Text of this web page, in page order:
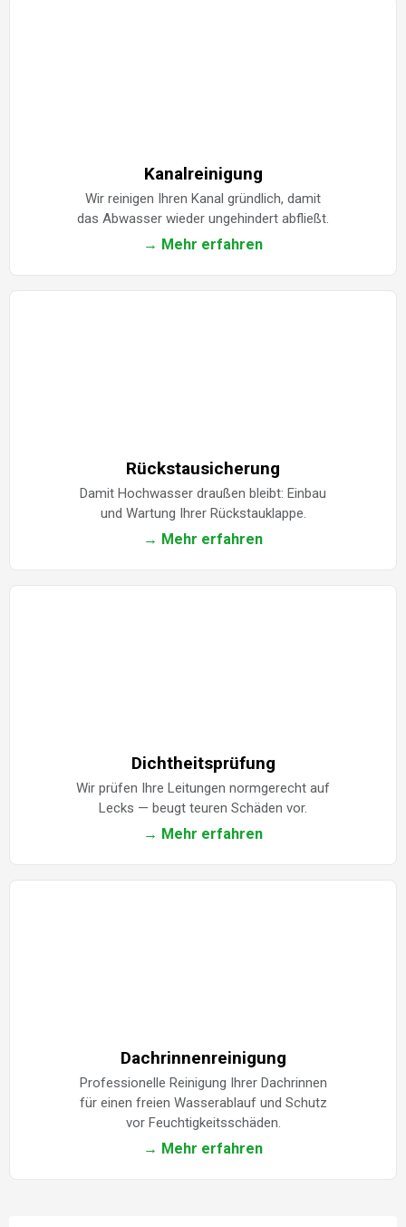
Kanalreinigung
Wir reinigen Ihren Kanal gründlich, damit
das Abwasser wieder ungehindert abfließt.
→ Mehr erfahren
Rückstausicherung
Damit Hochwasser draußen bleibt: Einbau
und Wartung Ihrer Rückstauklappe.
→ Mehr erfahren
Dichtheitsprüfung
Wir prüfen Ihre Leitungen normgerecht auf
Lecks — beugt teuren Schäden vor.
→ Mehr erfahren
Dachrinnenreinigung
Professionelle Reinigung Ihrer Dachrinnen
für einen freien Wasserablauf und Schutz
vor Feuchtigkeitsschäden.
→ Mehr erfahren